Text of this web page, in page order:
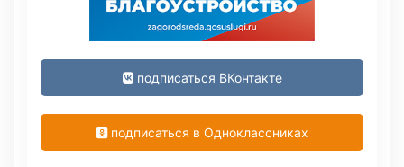
подписаться ВКонтакте
подписаться в Одноклассниках